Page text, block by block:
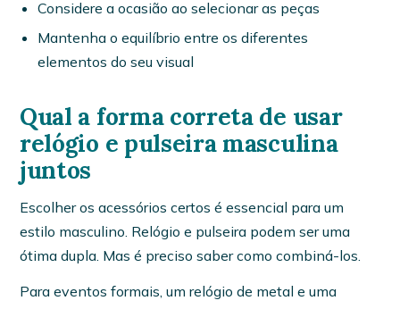
Considere a ocasião ao selecionar as peças
Mantenha o equilíbrio entre os diferentes
elementos do seu visual
Qual a forma correta de usar
relógio e pulseira masculina
juntos
Escolher os acessórios certos é essencial para um
estilo masculino. Relógio e pulseira podem ser uma
ótima dupla. Mas é preciso saber como combiná-los.
Para eventos formais, um relógio de metal e uma